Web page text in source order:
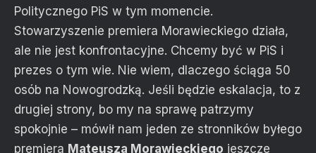
Politycznego PiS w tym momencie.
Stowarzyszenie premiera Morawieckiego działa,
ale nie jest konfrontacyjne. Chcemy być w PiS i
prezes o tym wie. Nie wiem, dlaczego ściąga 50
osób na Nowogrodzką. Jeśli będzie eskalacja, to z
drugiej strony, bo my na sprawę patrzymy
spokojnie – mówił nam jeden ze stronników byłego
premiera Mateusza Morawieckiego jeszcze